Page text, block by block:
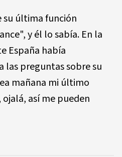
su última función
y él lo sabía. En la
España había
las preguntas sobre su
mañana mi último
así me pueden